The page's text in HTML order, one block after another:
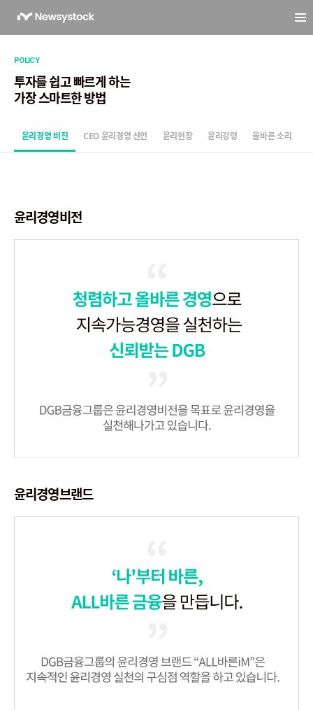
POLICY
투자를 쉽고 빠르게 하는
가장 스마트한 방법
윤리경영 비전 CEO 윤리경영 선언 윤리헌장 윤리강령 올바른 소리
윤리경영비전
윤리경영브랜드